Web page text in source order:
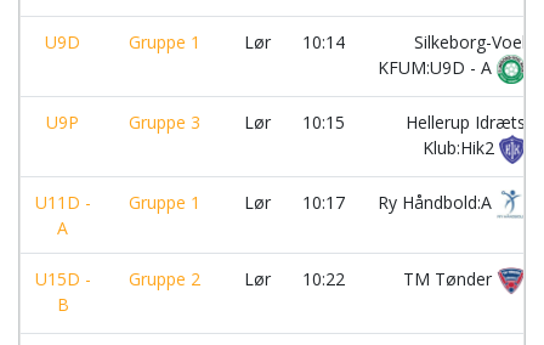
U9D Gruppe 1 Lør 10:14
Silkeborg-Voel
KFUM:U9D - A
U9P Gruppe 3 Lør 10:15
Hellerup Idræts
Klub:Hik2
U11D -
A
Gruppe 1 Lør 10:17 Ry Håndbold:A
U15D -
B
Gruppe 2 Lør 10:22 TM Tønder